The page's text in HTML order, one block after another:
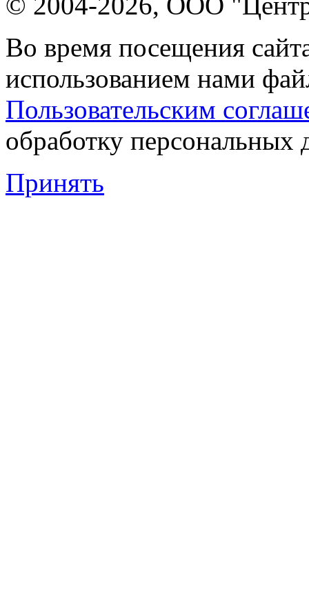
Во время посещения
использованием нами
Пользовательским
обработку персональных
Принять